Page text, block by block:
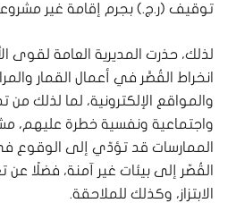
توقيف (ر.ج.) بجرم إقامة غير
لذلك، حذرت المديرية العامة لقوى
انخراط القُصَّر في أعمال القمار
والمواقع الإلكترونية، لما لذلك من
واجتماعية ونفسية خطرة عليهم،
الممارسات قد تؤدّي إلى الوقوع
القُصّر إلى بيئات غير آمنة، فضلًا عن
الابتزاز، وكذلك للملاحقة.